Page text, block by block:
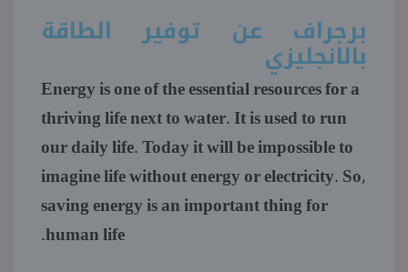
برجراف عن توفير الطاقة
بالانجليزي
Energy is one of the essential resources for a
thriving life next to water. It is used to run
our daily life. Today it will be impossible to
imagine life without energy or electricity. So,
saving energy is an important thing for
human life.